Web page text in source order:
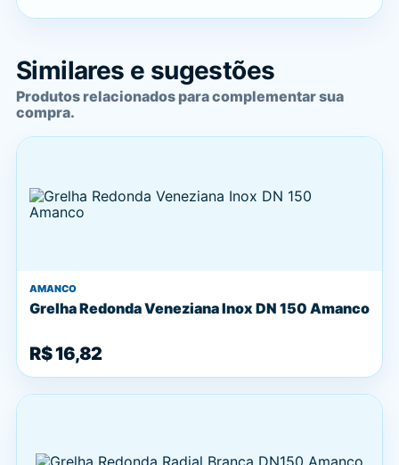
Similares e sugestões
Produtos relacionados para complementar sua
compra.
AMANCO
Grelha Redonda Veneziana Inox DN 150 Amanco
R$ 16,82